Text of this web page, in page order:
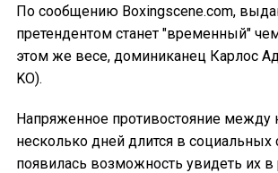
По сообщению Boxingscene.com,
претендентом станет "временный"
этом же весе, доминиканец Карлос
KO).
Напряженное противостояние между
несколько дней длится в социальных
появилась возможность увидеть их в